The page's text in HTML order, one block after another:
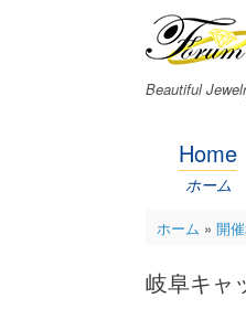
Beautiful
Home
ホーム
ホーム » 開
岐阜キャ